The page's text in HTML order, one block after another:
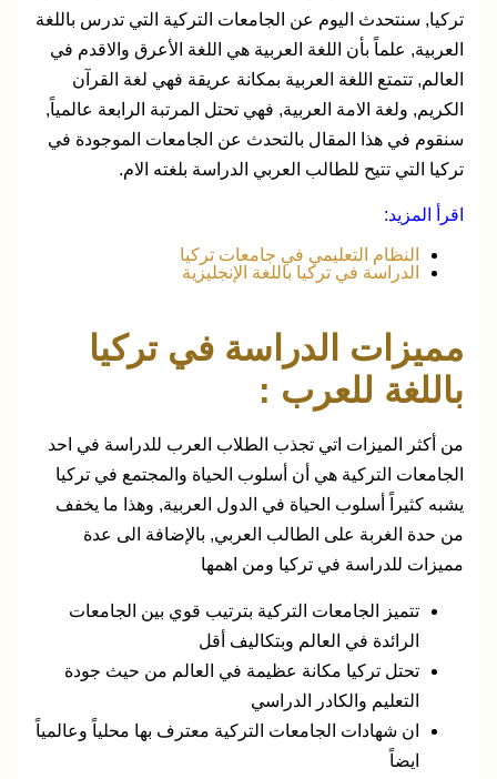
تركيا, سنتحدث اليوم عن الجامعات التركية التي تدرس باللغة
العربية, علماً بأن اللغة العربية هي اللغة الأعرق والاقدم في
العالم, تتمتع اللغة العربية بمكانة عريقة فهي لغة القرآن
الكريم, ولغة الامة العربية, فهي تحتل المرتبة الرابعة عالمياً,
سنقوم في هذا المقال بالتحدث عن الجامعات الموجودة في
تركيا التي تتيح للطالب العربي الدراسة بلغته الام.
اقرأ المزيد:
النظام التعليمي في جامعات تركيا
الدراسة في تركيا باللغة الإنجليزية
مميزات الدراسة في تركيا
باللغة للعرب :
من أكثر الميزات اتي تجذب الطلاب العرب للدراسة في احد
الجامعات التركية هي أن أسلوب الحياة والمجتمع في تركيا
يشبه كثيراً أسلوب الحياة في الدول العربية, وهذا ما يخفف
من حدة الغربة على الطالب العربي, بالإضافة الى عدة
مميزات للدراسة في تركيا ومن اهمها
تتميز الجامعات التركية بترتيب قوي بين الجامعات
الرائدة في العالم وبتكاليف أقل
تحتل تركيا مكانة عظيمة في العالم من حيث جودة
التعليم والكادر الدراسي
ان شهادات الجامعات التركية معترف بها محلياً وعالمياً
ايضاً